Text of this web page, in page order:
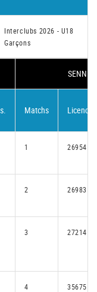
Interclubs 2026 - U18
Garçons
Matchs Licence
1 26954
2 26983
3 27214
4 35675